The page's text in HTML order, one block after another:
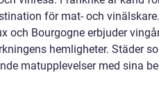
för mat- och
och Bourgogne erbjuder
hemligheter. Städer
matupplevelser med sina